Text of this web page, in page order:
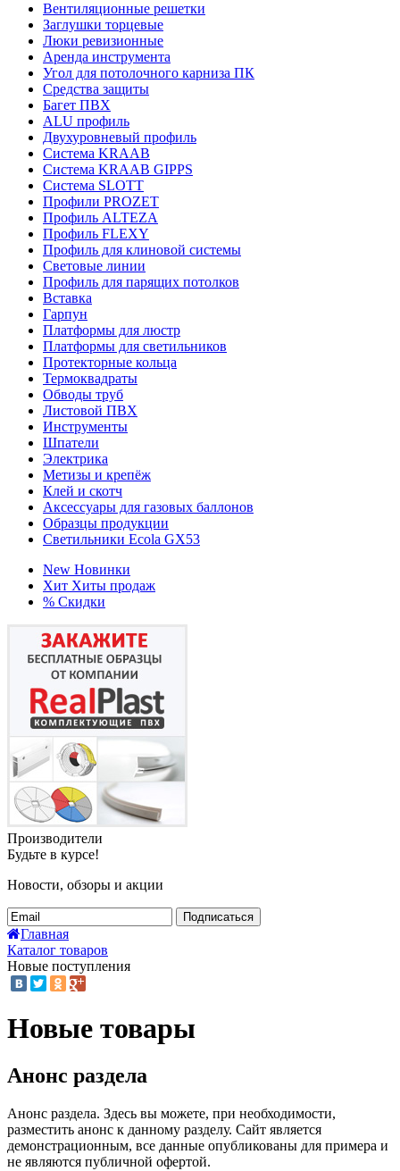
Вентиляционные решетки
Заглушки торцевые
Люки ревизионные
Аренда инструмента
Угол для потолочного карниза ПК
Средства защиты
Багет ПВХ
ALU профиль
Двухуровневый профиль
Система KRAAB
Система KRAAB GIPPS
Система SLOTT
Профили PROZET
Профиль ALTEZA
Профиль FLEXY
Профиль для клиновой системы
Световые линии
Профиль для парящих потолков
Вставка
Гарпун
Платформы для люстр
Платформы для светильников
Протекторные кольца
Термоквадраты
Обводы труб
Листовой ПВХ
Инструменты
Шпатели
Электрика
Метизы и крепёж
Клей и скотч
Аксессуары для газовых баллонов
Образцы продукции
Светильники Ecola GX53
New Новинки
Хит Хиты продаж
% Скидки
Производители
Будьте в курсе!
Новости, обзоры и акции
Подписаться
Главная
Каталог товаров
Новые поступления
Новые товары
Анонс раздела
Анонс раздела. Здесь вы можете, при необходимости,
разместить анонс к данному разделу. Сайт является
демонстрационным, все данные опубликованы для примера и
не являются публичной офертой.